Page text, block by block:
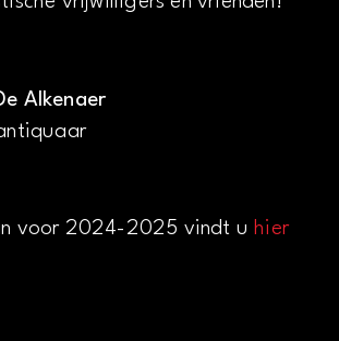
Alkenaer
voor 2024-2025 vindt uhier